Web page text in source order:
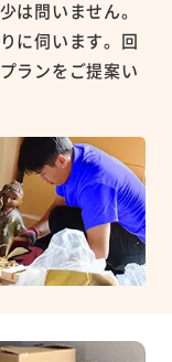
は問いません。
に伺います。回
ランをご提案い